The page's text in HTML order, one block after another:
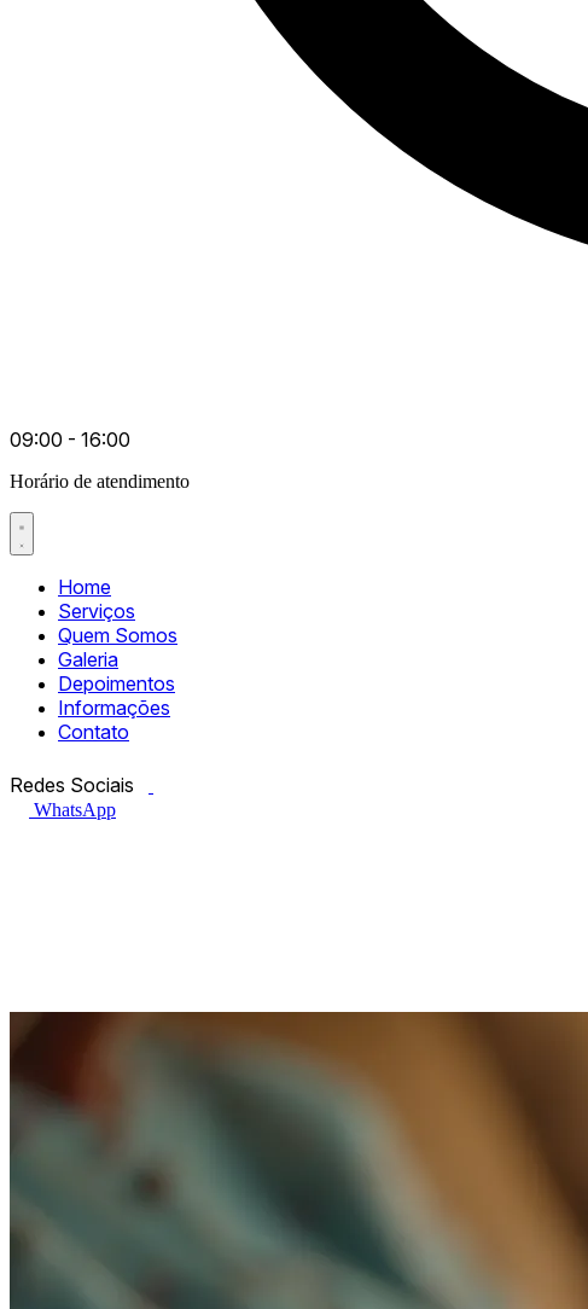
09:00 - 16:00
Horário de atendimento
Home
Serviços
Quem Somos
Galeria
Depoimentos
Informações
Contato
Redes Sociais
WhatsApp